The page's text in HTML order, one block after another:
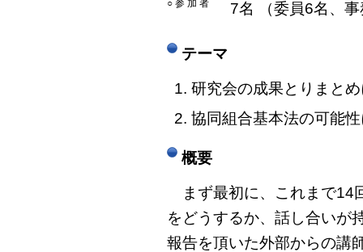
○ 参 加 者 7名 （委員6名、
テーマ
研究会の成果とりまと
協同組合基本法の可能
概要
まず最初に、これまで14
をどうするか、話し合いが
報告を頂いた外部からの講